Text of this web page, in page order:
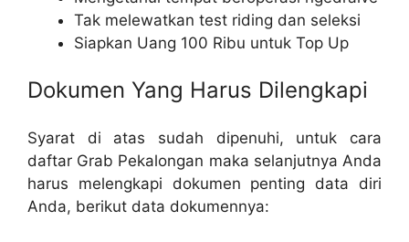
Tak melewatkan test riding dan seleksi
Siapkan Uang 100 Ribu untuk Top Up
Dokumen Yang Harus Dilengkapi
Syarat di atas sudah dipenuhi, untuk cara
daftar Grab Pekalongan maka selanjutnya Anda
harus melengkapi dokumen penting data diri
Anda, berikut data dokumennya: